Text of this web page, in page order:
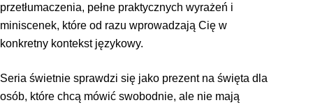
przetłumaczenia, pełne praktycznych wyrażeń i
miniscenek, które od razu wprowadzają Cię w
konkretny kontekst językowy.
Seria świetnie sprawdzi się jako prezent na święta dla
osób, które chcą mówić swobodnie, ale nie mają